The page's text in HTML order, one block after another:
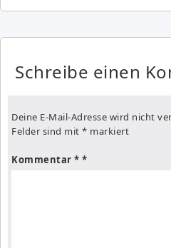
Schreibe einen
Deine E-Mail-Adresse wird nicht
Felder sind mit * markiert
Kommentar *